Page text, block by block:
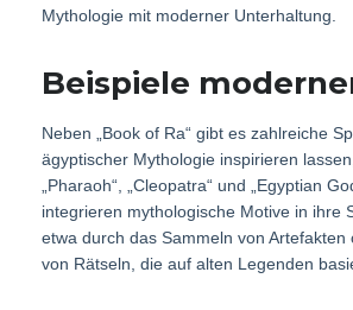
Mythologie mit moderner Unterhaltung.
Beispiele
Neben „Book of Ra“ gibt es zahlreiche
ägyptischer Mythologie inspirieren
„Pharaoh“, „Cleopatra“ und „Egyptian
integrieren mythologische Motive in ihre
etwa durch das Sammeln von Artefakten
von Rätseln, die auf alten Legenden